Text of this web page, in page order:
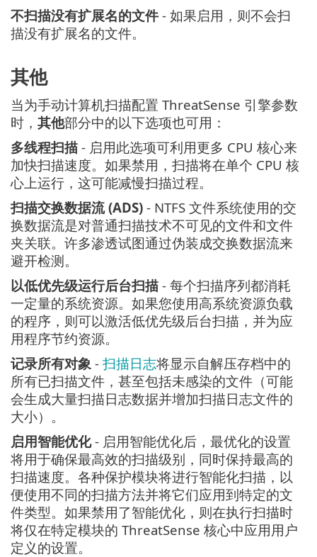
不扫描没有扩展名的文件 - 如果启用，则不会扫
描没有扩展名的文件。
其他
当为手动计算机扫描配置 ThreatSense 引擎参数
时， 其他部分中的以下选项也可用：
多线程扫描 - 启用此选项可利用更多 CPU 核心来
加快扫描速度。如果禁用，扫描将在单个 CPU 核
心上运行，这可能减慢扫描过程。
扫描交换数据流 (ADS) - NTFS 文件系统使用的交
换数据流是对普通扫描技术不可见的文件和文件
夹关联。许多渗透试图通过伪装成交换数据流来
避开检测。
以低优先级运行后台扫描 - 每个扫描序列都消耗
一定量的系统资源。如果您使用高系统资源负载
的程序，则可以激活低优先级后台扫描，并为应
用程序节约资源。
记录所有对象 - 扫描日志将显示自解压存档中的
所有已扫描文件，甚至包括未感染的文件（可能
会生成大量扫描日志数据并增加扫描日志文件的
大小）。
启用智能优化- 启用智能优化后，最优化的设置
将用于确保最高效的扫描级别，同时保持最高的
扫描速度。各种保护模块将进行智能化扫描，以
便使用不同的扫描方法并将它们应用到特定的文
件类型。如果禁用了智能优化，则在执行扫描时
将仅在特定模块的 ThreatSense 核心中应用用户
定义的设置。